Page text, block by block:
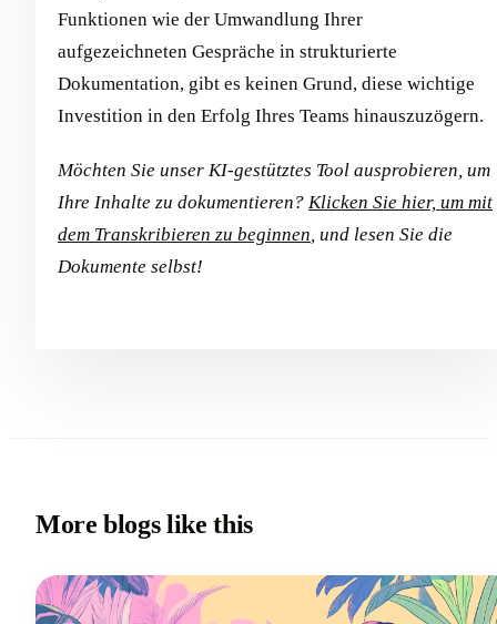
Funktionen wie der Umwandlung Ihrer
aufgezeichneten Gespräche in strukturierte
Dokumentation, gibt es keinen Grund, diese wichtige
Investition in den Erfolg Ihres Teams hinauszuzögern.
Möchten Sie unser KI-gestütztes Tool ausprobieren, um
Ihre Inhalte zu dokumentieren? Klicken Sie hier, um mit
dem Transkribieren zu beginnen, und lesen Sie die
Dokumente selbst!
More blogs like this